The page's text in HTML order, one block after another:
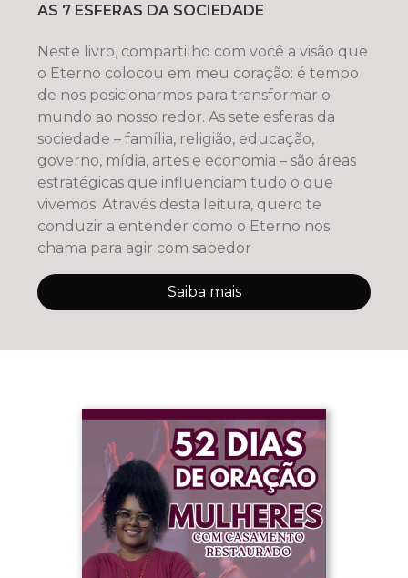
AS 7 ESFERAS DA SOCIEDADE
Neste livro, compartilho com você a visão que
o Eterno colocou em meu coração: é tempo
de nos posicionarmos para transformar o
mundo ao nosso redor. As sete esferas da
sociedade – família, religião, educação,
governo, mídia, artes e economia – são áreas
estratégicas que influenciam tudo o que
vivemos. Através desta leitura, quero te
conduzir a entender como o Eterno nos
chama para agir com sabedor
Saiba mais